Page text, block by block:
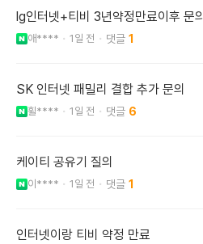
lg인터넷+티비 3년약정만료이후 문의
애**** 1일 전 1
SK 인터넷 패밀리 결합 추가 문의
휠**** 1일 전 6
케이티 공유기 질의
이**** 1일 전 1
인터넷이랑 티비 약정 만료